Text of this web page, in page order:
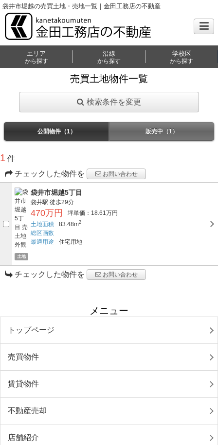
袋井市堀越の売買土地・売地一覧｜金田工務店の不動産
エリア
から探す
沿線
から探す
学校区
から探す
売買土地物件一覧
検索条件を変更
公開物件（1） 販売中（1）
1 件
チェックした物件を
お問い合わせ
土地
袋井市堀越5丁目
袋井駅 徒歩29分
470万円
坪単価：18.61万円
土地面積
83.48m2
総区画数
最適用途
住宅用地
チェックした物件を お問い合わせ
メニュー
トップページ
売買物件
賃貸物件
不動産売却
店舗紹介